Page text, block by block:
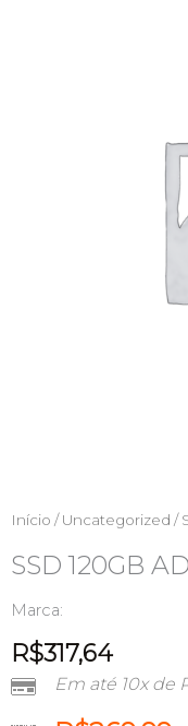
Início /Uncategorized /
SSD 120GB
Marca:
R$317,64
Em até 10x de